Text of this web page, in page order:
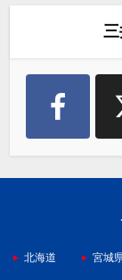
北海道 宮城